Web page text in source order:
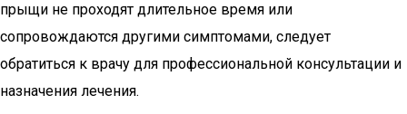
прыщи не проходят длительное время или
сопровождаются другими симптомами, следует
обратиться к врачу для профессиональной консультации и
назначения лечения.